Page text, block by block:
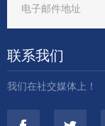
联系我们
我们在社交媒体上！